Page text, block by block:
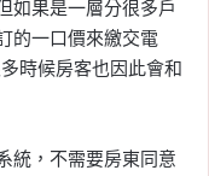
如果是一層分很多戶
的一口價來繳交電
時候房客也因此會和
統，不需要房東同意